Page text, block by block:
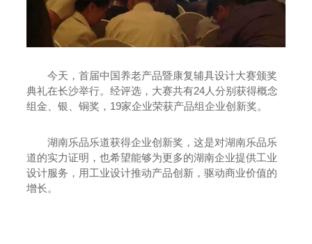
今天，首届中国养老产品暨康复辅具设计大赛颁奖
典礼在长沙举行。经评选，大赛共有24人分别获得概念
组金、银、铜奖，19家企业荣获产品组企业创新奖。
湖南乐品乐道获得企业创新奖，这是对湖南乐品乐
道的实力证明，也希望能够为更多的湖南企业提供工业
设计服务，用工业设计推动产品创新，驱动商业价值的
增长。